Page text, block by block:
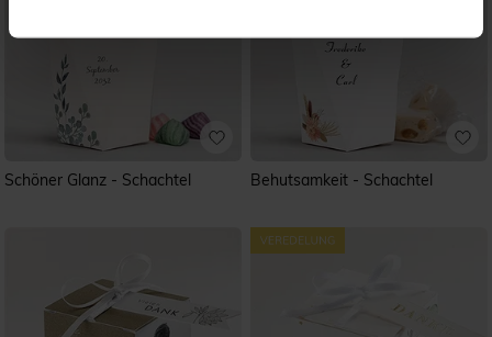
Schöner Glanz - Schachtel Behutsamkeit - Schachtel